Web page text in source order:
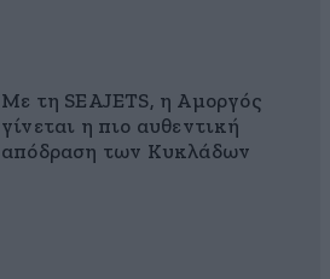
Με τη SEAJETS, η Αμοργός
γίνεται η πιο αυθεντική
απόδραση των Κυκλάδων